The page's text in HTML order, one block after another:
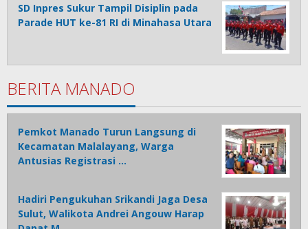
SD Inpres Sukur Tampil Disiplin pada
Parade HUT ke-81 RI di Minahasa Utara
BERITA MANADO
Pemkot Manado Turun Langsung di
Kecamatan Malalayang, Warga
Antusias Registrasi …
Hadiri Pengukuhan Srikandi Jaga Desa
Sulut, Walikota Andrei Angouw Harap